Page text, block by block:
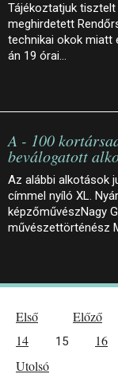
Tájékoztatjuk tisztelt
meghirdetett
technikai okok miatt
án 19 órai…
A - 100
beválogatott
Az alábbi alkotások
címmel nyíló XL.
képzőművészNagy
művészettörténész
Első Előző
14
15 16
Utolsó